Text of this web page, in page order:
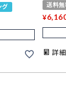
グ 送料無
¥
詳